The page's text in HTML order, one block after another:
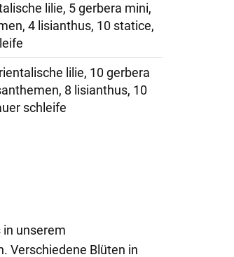
lilie, 5 gerbera mini,
4 lisianthus, 10 statice,
lilie, 10 gerbera
8 lisianthus, 10
schleife
in unserem
Verschiedene Blüten in